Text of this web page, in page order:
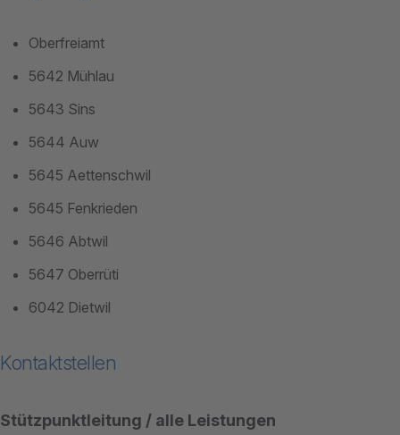
Oberfreiamt
5642 Mühlau
5643 Sins
5644 Auw
5645 Aettenschwil
5645 Fenkrieden
5646 Abtwil
5647 Oberrüti
6042 Dietwil
Kontaktstellen
Stützpunktleitung / alle Leistungen